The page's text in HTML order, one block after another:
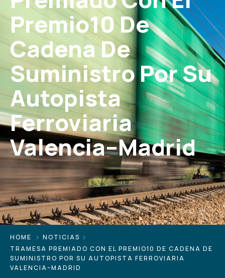
Premio10 De
Cadena De
Suministro Por Su
Autopista
Ferroviaria
Valencia–Madrid
HOME
NOTICIAS
TRAMESA PREMIADO CON EL PREMIO10 DE CADENA DE
SUMINISTRO POR SU AUTOPISTA FERROVIARIA
VALENCIA–MADRID